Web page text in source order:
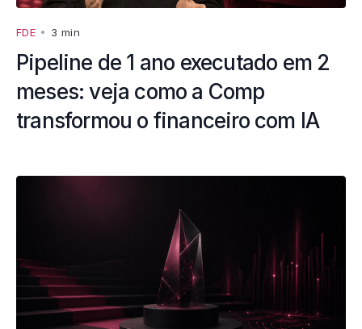
FDE • 3 min
Pipeline de 1 ano executado em 2
meses: veja como a Comp
transformou o financeiro com IA